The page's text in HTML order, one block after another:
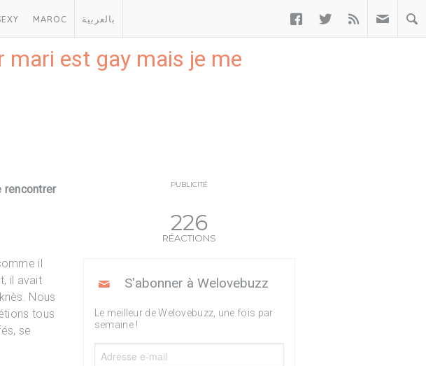
MAROC بالعربية   
mari est gay mais je me
rencontrer
il
il avait
Nous
tous
se
PUBLICITÉ
226
RÉACTIONS
S'abonner à Welovebuzz
Le meilleur de Welovebuzz, une fois par
semaine !